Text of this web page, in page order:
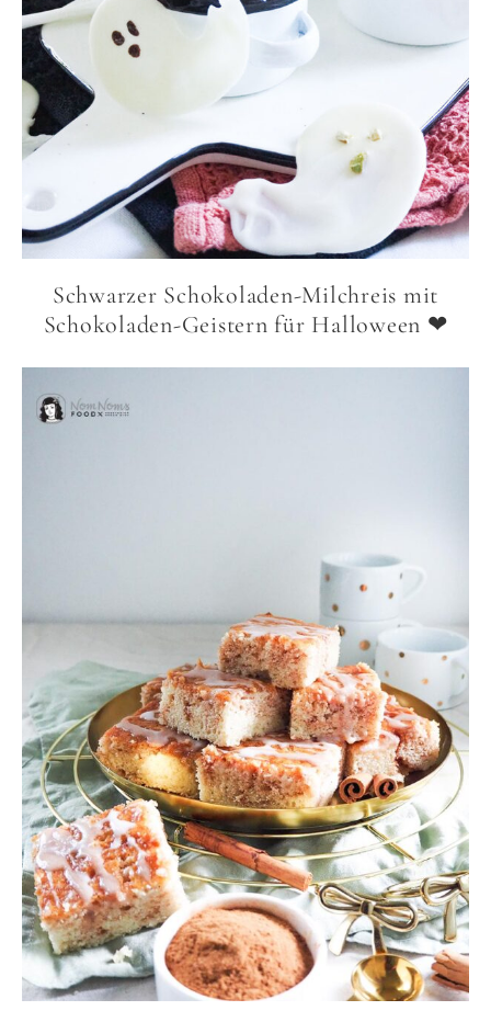
Schwarzer Schokoladen-Milchreis mit
Schokoladen-Geistern für Halloween ❤